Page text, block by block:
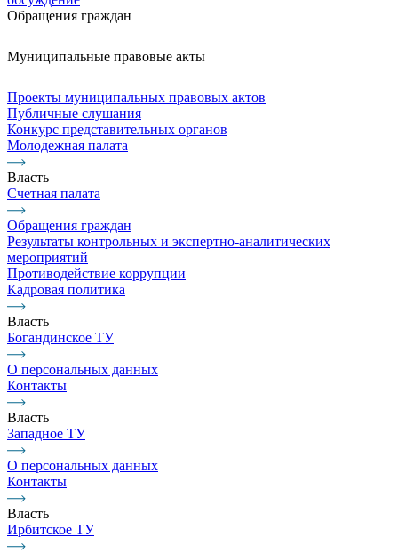
Обращения граждан
Муниципальные правовые акты
Проекты муниципальных правовых актов
Публичные слушания
Конкурс представительных органов
Молодежная палата
Власть
Счетная палата
Обращения граждан
Результаты контрольных и экспертно-аналитических
мероприятий
Противодействие коррупции
Кадровая политика
Власть
Богандинское ТУ
О персональных данных
Контакты
Власть
Западное ТУ
О персональных данных
Контакты
Власть
Ирбитское ТУ